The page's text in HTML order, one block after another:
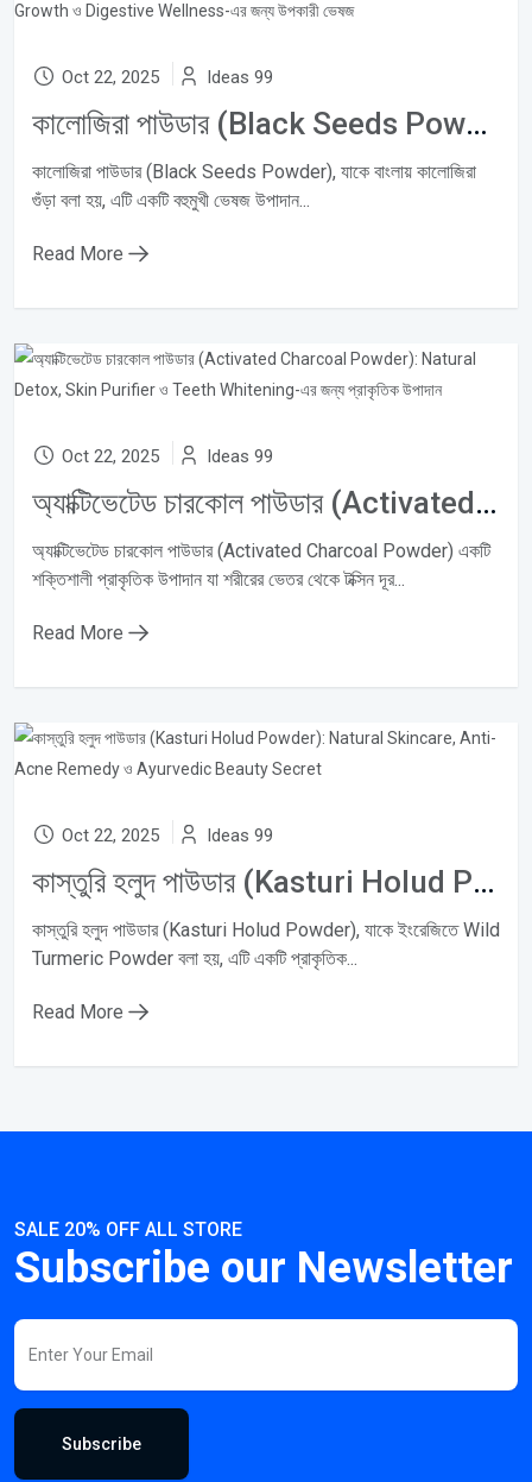
Oct 22, 2025 Ideas 99
কালোজিরা পাউডার (Black Seeds Powder): Natural Immunity, Hair Growth ও Digestive Wellness-এর জন্য উপকারী ভেষজ
কালোজিরা পাউডার (Black Seeds Powder), যাকে বাংলায় কালোজিরা
গুঁড়া বলা হয়, এটি একটি বহুমুখী ভেষজ উপাদান...
Read More
Oct 22, 2025 Ideas 99
অ্যাক্টিভেটেড চারকোল পাউডার (Activated Charcoal Powder): Natural Detox, Skin Purifier ও Teeth Whitening-এর জন্য প্রাকৃতিক উপাদান
অ্যাক্টিভেটেড চারকোল পাউডার (Activated Charcoal Powder) একটি
শক্তিশালী প্রাকৃতিক উপাদান যা শরীরের ভেতর থেকে টক্সিন দূর...
Read More
Oct 22, 2025 Ideas 99
কাস্তুরি হলুদ পাউডার (Kasturi Holud Powder): Natural Skincare, Anti-Acne Remedy ও Ayurvedic Beauty Secret
কাস্তুরি হলুদ পাউডার (Kasturi Holud Powder), যাকে ইংরেজিতে Wild
Turmeric Powder বলা হয়, এটি একটি প্রাকৃতিক...
Read More
SALE 20% OFF ALL STORE
Subscribe our Newsletter
Subscribe